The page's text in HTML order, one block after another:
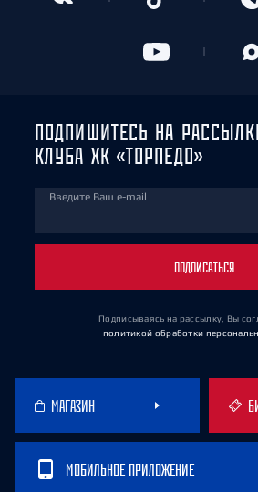
ПОДПИШИТЕСЬ НА
КЛУБА ХК «ТОРПЕДО»
Введите Ваш e-mail
ПОДПИСАТЬСЯ
Подписываясь на рассылку, Вы
политикой обработки
МАГАЗИН
МОБИЛЬНОЕ ПРИЛОЖЕНИЕ